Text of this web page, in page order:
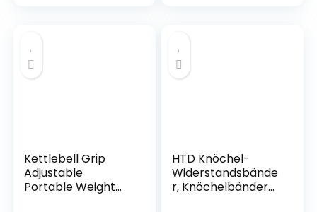
Handgelenkstütze
für Frauen und
Kettlebell Grip
Adjustable
Portable Weight
HTD Knöchel-
Widerstandsbände
r, Knöchelbänder